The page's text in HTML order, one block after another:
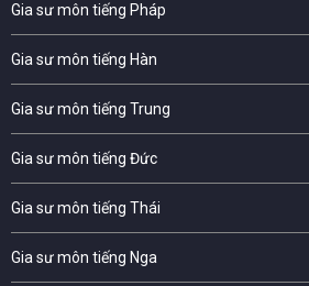
Gia sư môn tiếng Pháp
Gia sư môn tiếng Hàn
Gia sư môn tiếng Trung
Gia sư môn tiếng Đức
Gia sư môn tiếng Thái
Gia sư môn tiếng Nga